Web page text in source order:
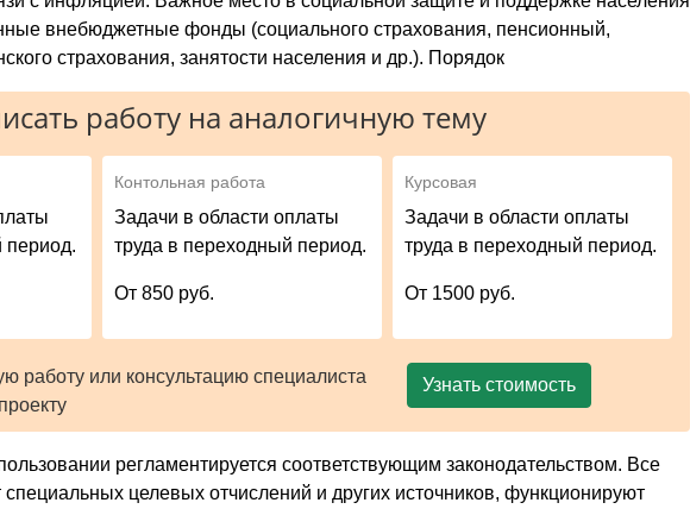
внебюджетные фонды (социального страхования, пенсионный,
страхования, занятости населения и др.). Порядок
работу на аналогичную тему
период.
Контольная работа
Задачи в области оплаты
труда в переходный период.
От 850 руб.
Курсовая
Задачи в области оплаты
труда в переходный период.
От 1500 руб.
работу или консультацию специалиста
Узнать стоимость
регламентируется соответствующим законодательством. Все
специальных целевых отчислений и других источников, функционируют